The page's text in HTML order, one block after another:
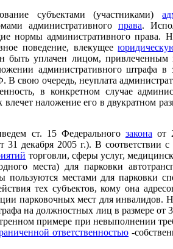
субъектами (участниками)
административного права.
нормы административного
поведение, влекущее
быть уплачен лицом, привлеченным
административного штрафа
свою очередь, неуплата
в конкретном случае
наложение его в двукратном
ст. 15 Федерального закона от
декабря 2005 г.). В соответствии
торговли, сферы услуг,
места) для парковки
пользуются местами для парковки
тех субъектов, кому она
парковочных мест для инвалидов.
на должностных лиц в размере
примере при невыполнении
ответственностью -